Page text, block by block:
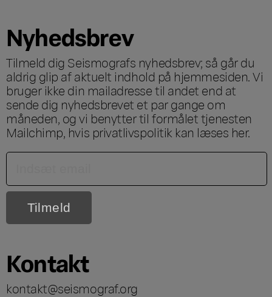
Nyhedsbrev
Tilmeld dig Seismografs nyhedsbrev; så går du
aldrig glip af aktuelt indhold på hjemmesiden. Vi
bruger ikke din mailadresse til andet end at
sende dig nyhedsbrevet et par gange om
måneden, og vi benytter til formålet tjenesten
Mailchimp, hvis privatlivspolitik kan læses her.
Kontakt
kontakt@seismograf.org